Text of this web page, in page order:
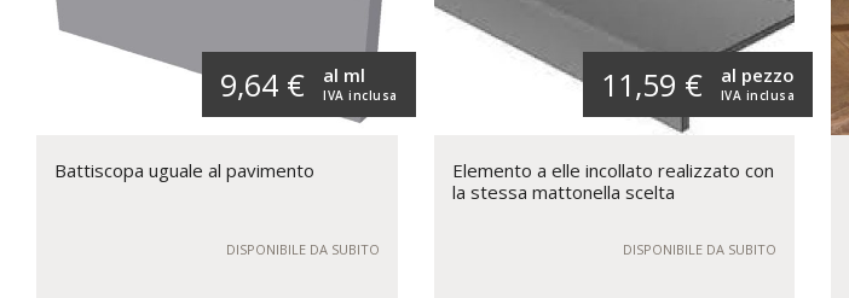
9,64 € IVA inclusa
al ml
Battiscopa uguale al pavimento
DISPONIBILE DA SUBITO
11,59 € IVA inclusa
al pezzo
Elemento a elle incollato realizzato con
la stessa mattonella scelta
DISPONIBILE DA SUBITO